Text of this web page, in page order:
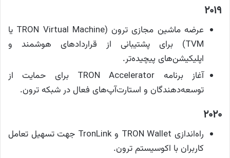
۲۰۱۹
عرضه ماشین مجازی ترون (TRON Virtual Machine یا
TVM) برای پشتیبانی از قراردادهای هوشمند و
اپلیکیشن‌های پیچیده‌تر.
آغاز برنامه TRON Accelerator برای حمایت از
توسعه‌دهندگان و استارت‌آپ‌های فعال در شبکه ترون.
۲۰۲۰
راه‌اندازی TRON Wallet و TronLink جهت تسهیل تعامل
کاربران با اکوسیستم ترون.